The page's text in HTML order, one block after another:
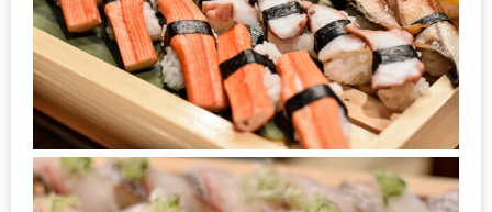
เรื่อง
บ้าน
ทุก
คน
ต้อง
มา